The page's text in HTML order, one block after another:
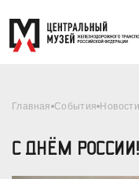
Главная События Новости
С ДНЁМ РОССИИ!